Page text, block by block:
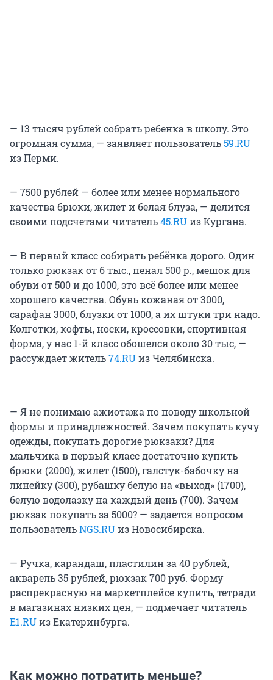
— 13 тысяч рублей собрать ребенка в школу. Это
огромная сумма, — заявляет пользователь59.RU
из Перми.
— 7500 рублей — более или менее нормального
качества брюки, жилет и белая блуза, — делится
своими подсчетами читатель45.RUиз Кургана.
— В первый класс собирать ребёнка дорого. Один
только рюкзак от 6 тыс., пенал 500 р., мешок для
обуви от 500 и до 1000, это всё более или менее
хорошего качества. Обувь кожаная от 3000,
сарафан 3000, блузки от 1000, а их штуки три надо.
Колготки, кофты, носки, кроссовки, спортивная
форма, у нас 1-й класс обошелся около 30 тыс, —
рассуждает житель74.RUиз Челябинска.
— Я не понимаю ажиотажа по поводу школьной
формы и принадлежностей. Зачем покупать кучу
одежды, покупать дорогие рюкзаки? Для
мальчика в первый класс достаточно купить
брюки (2000), жилет (1500), галстук-бабочку на
линейку (300), рубашку белую на «выход» (1700),
белую водолазку на каждый день (700). Зачем
рюкзак покупать за 5000? — задается вопросом
пользовательNGS.RUиз Новосибирска.
— Ручка, карандаш, пластилин за 40 рублей,
акварель 35 рублей, рюкзак 700 руб. Форму
распрекрасную на маркетплейсе купить, тетради
в магазинах низких цен, — подмечает читатель
Е1.RUиз Екатеринбурга.
Как можно потратить меньше?